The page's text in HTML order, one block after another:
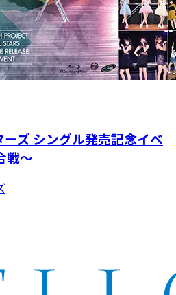
ズ シングル発売記念イベ
戦～